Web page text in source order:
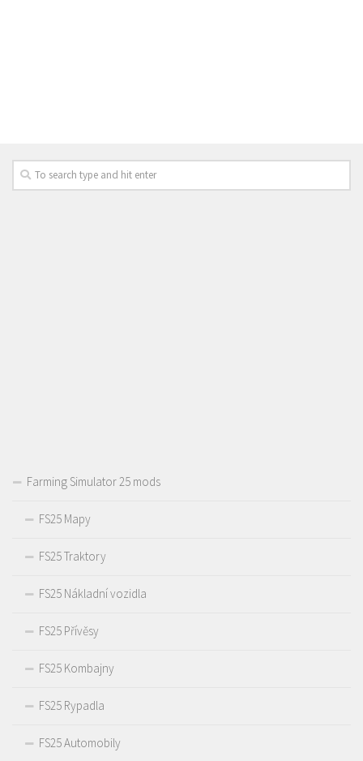
Farming Simulator 25 mods
FS25 Mapy
FS25 Traktory
FS25 Nákladní vozidla
FS25 Přívěsy
FS25 Kombajny
FS25 Rypadla
FS25 Automobily